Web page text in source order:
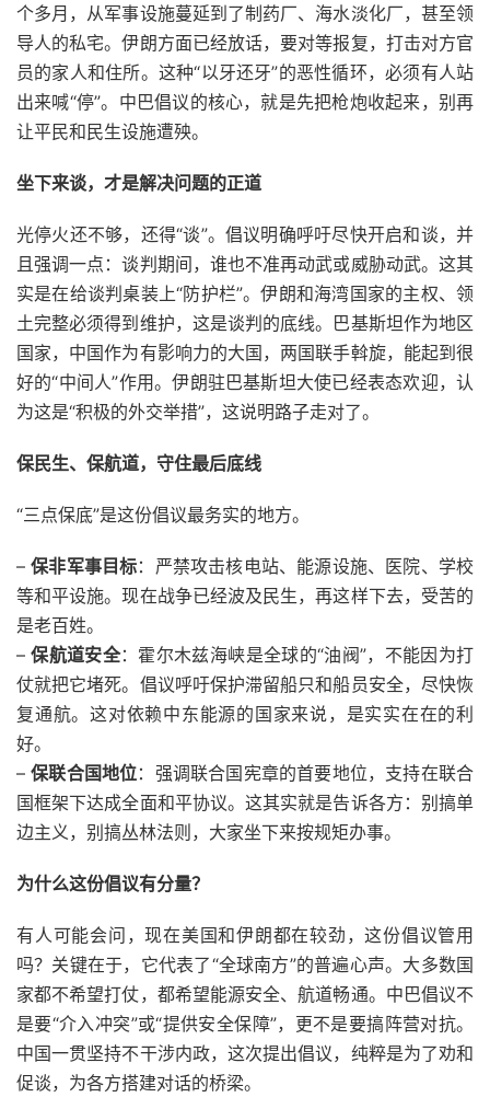
个多月，从军事设施蔓延到了制药厂、海水淡化厂，甚至领
导人的私宅。伊朗方面已经放话，要对等报复，打击对方官
员的家人和住所。这种“以牙还牙”的恶性循环，必须有人站
出来喊“停”。中巴倡议的核心，就是先把枪炮收起来，别再
让平民和民生设施遭殃。
坐下来谈，才是解决问题的正道
光停火还不够，还得“谈”。倡议明确呼吁尽快开启和谈，并
且强调一点：谈判期间，谁也不准再动武或威胁动武。这其
实是在给谈判桌装上“防护栏”。伊朗和海湾国家的主权、领
土完整必须得到维护，这是谈判的底线。巴基斯坦作为地区
国家，中国作为有影响力的大国，两国联手斡旋，能起到很
好的“中间人”作用。伊朗驻巴基斯坦大使已经表态欢迎，认
为这是“积极的外交举措”，这说明路子走对了。
保民生、保航道，守住最后底线
“三点保底”是这份倡议最务实的地方。
–保非军事目标：严禁攻击核电站、能源设施、医院、学校
等和平设施。现在战争已经波及民生，再这样下去，受苦的
是老百姓。
–保航道安全：霍尔木兹海峡是全球的“油阀”，不能因为打
仗就把它堵死。倡议呼吁保护滞留船只和船员安全，尽快恢
复通航。这对依赖中东能源的国家来说，是实实在在的利
好。
–保联合国地位：强调联合国宪章的首要地位，支持在联合
国框架下达成全面和平协议。这其实就是告诉各方：别搞单
边主义，别搞丛林法则，大家坐下来按规矩办事。
为什么这份倡议有分量？
有人可能会问，现在美国和伊朗都在较劲，这份倡议管用
吗？关键在于，它代表了“全球南方”的普遍心声。大多数国
家都不希望打仗，都希望能源安全、航道畅通。中巴倡议不
是要“介入冲突”或“提供安全保障”，更不是要搞阵营对抗。
中国一贯坚持不干涉内政，这次提出倡议，纯粹是为了劝和
促谈，为各方搭建对话的桥梁。